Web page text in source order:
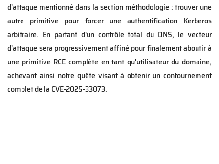
d'attaque mentionné dans la section méthodologie : trouver une
autre primitive pour forcer une authentification Kerberos
arbitraire. En partant d'un contrôle total du DNS, le vecteur
d'attaque sera progressivement affiné pour finalement aboutir à
une primitive RCE complète en tant qu'utilisateur du domaine,
achevant ainsi notre quête visant à obtenir un contournement
complet de la CVE-2025-33073.